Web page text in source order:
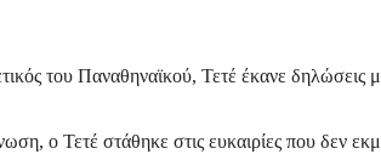
του Παναθηναϊκού, Τετέ έκανε
ο Τετέ στάθηκε στις ευκαιρίες που δεν